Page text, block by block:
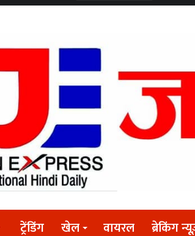
Homeट्रेंडिंग खेल वायरल ब्रेकिंग